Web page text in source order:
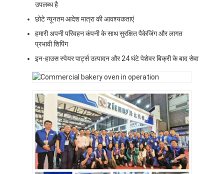
आटा मिक्सर
वाणिज्यिक अंडे पीटनेवाला
विभाजक गोल करनेवाला
खाद्य मोल्डर
आटा शटर
वाणिज्यिक रोटी काटना मशीन
बेकरी प्रूफ़र
रेफ्रिजरेटर प्रूफर
उपलब्ध है
छोटे न्यूनतम आदेश मात्रा की आवश्यकताएं
हमारी अपनी परिवहन कंपनी के साथ सुरक्षित पैकेजिंग और लागत
प्रभावी शिपिंग
इन-हाउस स्पेयर पार्ट्स उत्पादन और 24 घंटे पेशेवर बिक्री के बाद सेवा